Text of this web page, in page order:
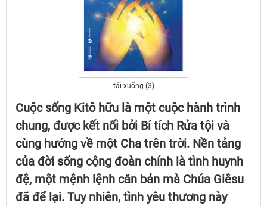
tải xuống (3)
Cuộc sống Kitô hữu là một cuộc hành trình
chung, được kết nối bởi Bí tích Rửa tội và
cùng hướng về một Cha trên trời. Nền tảng
của đời sống cộng đoàn chính là tình huynh
đệ, một mệnh lệnh căn bản mà Chúa Giêsu
đã để lại. Tuy nhiên, tình yêu thương này